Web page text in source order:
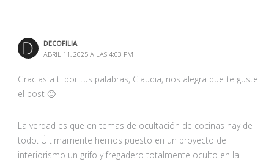
DECOFILIA
ABRIL 11, 2025 A LAS 4:03 PM
Gracias a ti por tus palabras, Claudia, nos alegra que te guste
el post 🙂
La verdad es que en temas de ocultación de cocinas hay de
todo. Últimamente hemos puesto en un proyecto de
interiorismo un grifo y fregadero totalmente oculto en la